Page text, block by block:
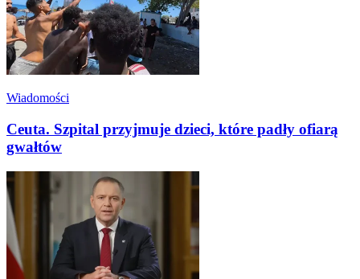
Wiadomości
Ceuta. Szpital przyjmuje dzieci, które padły ofiarą
gwałtów